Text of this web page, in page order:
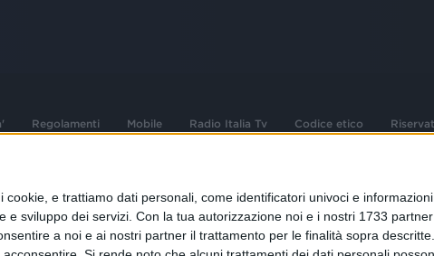
e trattiamo dati personali, come identificatori univoci e
e sviluppo dei servizi. Con la tua autorizzazione noi e i nostri 1733
a noi e ai nostri partner il trattamento per le finalità sopra
Regolamenti Mobile Radio Italia Tv Codice etico
Sede Amministrativa: Viale Europa 49, 20093 Cologno Monzese (Mi)
02 25444220
Sede Legale: Via Savona 97, 20144 Milano